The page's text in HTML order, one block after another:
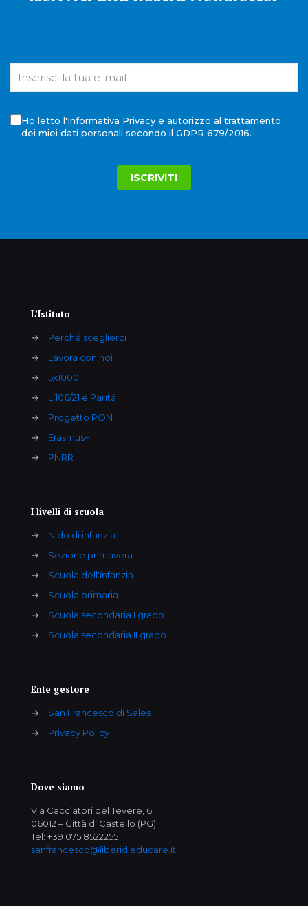
Ho letto l'Informativa Privacye autorizzo al trattamento
dei miei dati personali secondo il GDPR 679/2016.
L’Istituto
→
Perché sceglierci
→
Lavora con noi
→
5x1000
→
L.106/21 e Parità
→
Progetto PON
→
Erasmus+
→
PNRR
I livelli di scuola
→
Nido di infanzia
→
Sezione primavera
→
Scuola dell'infanzia
→
Scuola primaria
→
Scuola secondaria I grado
→
Scuola secondaria II grado
Ente gestore
→
San Francesco di Sales
→
Privacy Policy
Dove siamo
Via Cacciatori del Tevere, 6
06012 – Città di Castello (PG)
Tel: +39 075 8522255
sanfrancesco@liberidieducare.it